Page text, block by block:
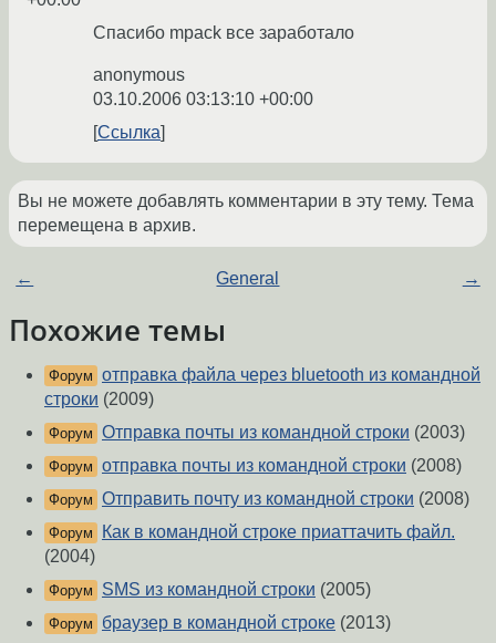
Спасибо mpack все заработало
anonymous
03.10.2006 03:13:10 +00:00
Ссылка
Вы не можете добавлять комментарии в эту тему. Тема
перемещена в архив.
← General →
Похожие темы
Форум отправка файла через bluetooth из командной
строки (2009)
Форум Отправка почты из командной строки (2003)
Форум отправка почты из командной строки (2008)
Форум Отправить почту из командной строки (2008)
Форум
Как в командной строке приаттачить файл.
(2004)
Форум SMS из командной строки (2005)
Форум браузер в командной строке (2013)